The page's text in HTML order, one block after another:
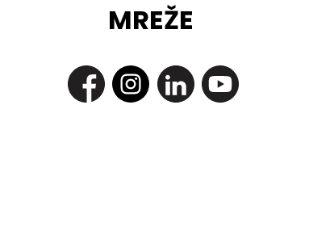
MREŽE